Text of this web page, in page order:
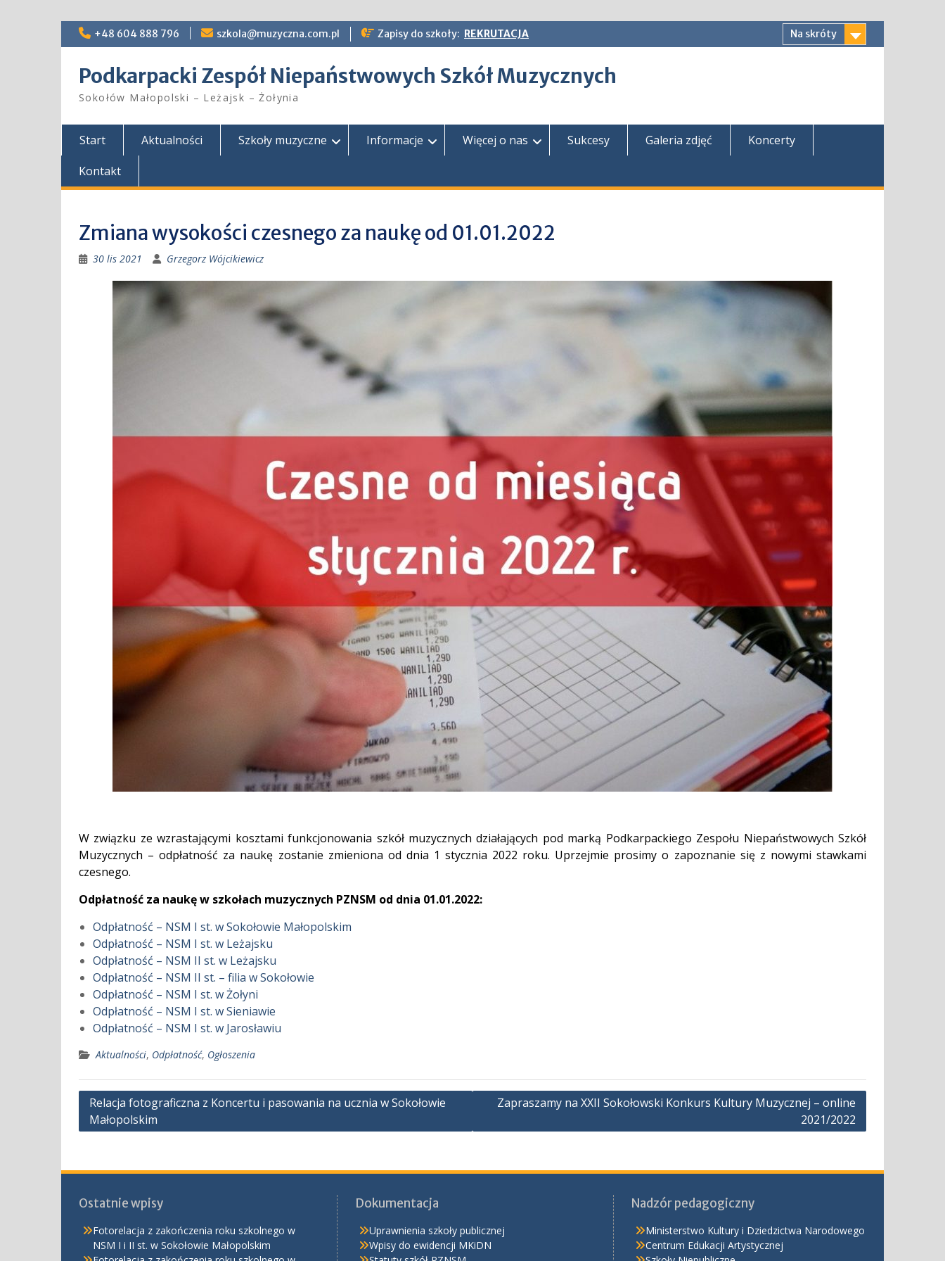
Skip
+48 604 888 796 szkola@muzyczna.com.pl Zapisy do szkoły: REKRUTACJA Na skróty
Podkarpacki Zespół Niepaństwowych Szkół Muzycznych
Sokołów Małopolski – Leżajsk – Żołynia
Start Aktualności Szkoły muzyczne Informacje Więcej o nas Sukcesy Galeria zdjęć
Koncerty
Kontakt
Zmiana wysokości czesnego za naukę od 01.01.2022
30 lis 2021 Grzegorz Wójcikiewicz
W związku ze wzrastającymi kosztami funkcjonowania szkół muzycznych działających pod marką Podkarpackiego Zespołu Niepaństwowych Szkół
Muzycznych – odpłatność za naukę zostanie zmieniona od dnia 1 stycznia 2022 roku. Uprzejmie prosimy o zapoznanie się z nowymi stawkami
czesnego.
Odpłatność za naukę w szkołach muzycznych PZNSM od dnia 01.01.2022:
Odpłatność – NSM I st. w Sokołowie Małopolskim
Odpłatność – NSM I st. w Leżajsku
Odpłatność – NSM II st. w Leżajsku
Odpłatność – NSM II st. – filia w Sokołowie
Odpłatność – NSM I st. w Żołyni
Odpłatność – NSM I st. w Sieniawie
Odpłatność – NSM I st. w Jarosławiu
Aktualności, Odpłatność, Ogłoszenia
Nawigacja
wpisu
Relacja fotograficzna z Koncertu i pasowania na ucznia w Sokołowie
Małopolskim
Zapraszamy na XXII Sokołowski Konkurs Kultury Muzycznej – online
2021/2022
Ostatnie wpisy
Fotorelacja z zakończenia roku szkolnego w
NSM I i II st. w Sokołowie Małopolskim
Dokumentacja
Uprawnienia szkoły publicznej
Wpisy do ewidencji MKiDN
Nadzór pedagogiczny
Ministerstwo Kultury i Dziedzictwa Narodowego
Centrum Edukacji Artystycznej